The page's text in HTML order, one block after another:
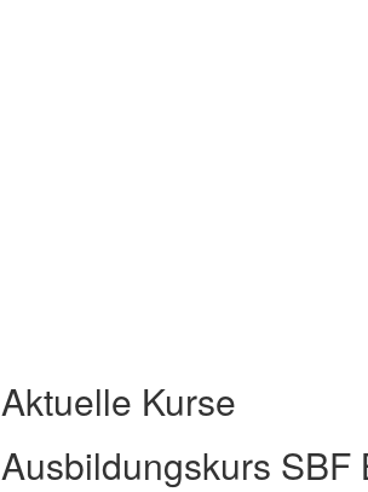
Aktuelle Kurse
Ausbildungskurs